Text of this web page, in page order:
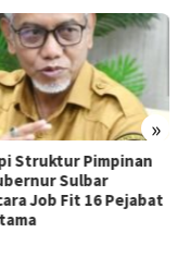
»
Struktur Pimpinan
Sulbar
Job Fit 16 Pejabat